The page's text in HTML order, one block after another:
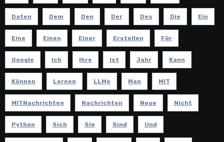
Daten Dem Den Der Des Die Ein
Eine Einen Einer Erstellen Für
Google Ich Ihre Ist Jahr Kann
Können Lernen LLMs Man MIT
MITNachrichten Nachrichten Neue Nicht
Python Sich Sie Sind Und